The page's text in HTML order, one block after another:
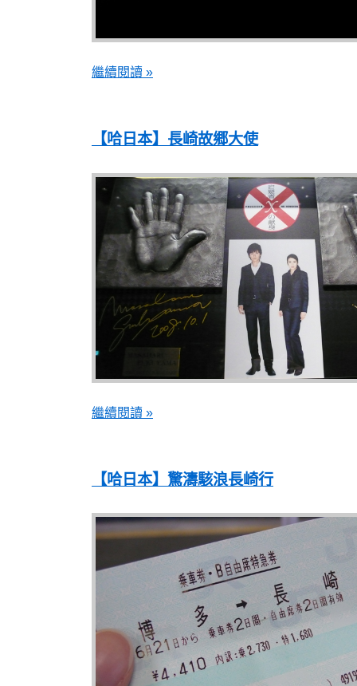
繼續閱讀 »
【哈日本】長崎故郷大使
繼續閱讀 »
【哈日本】驚濤駭浪長崎行